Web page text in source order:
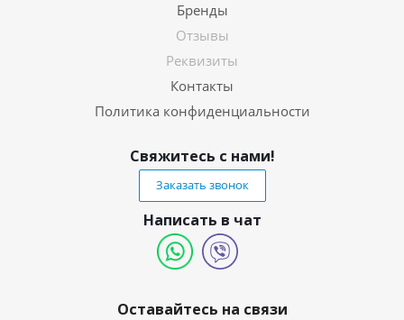
Бренды
Отзывы
Реквизиты
Контакты
Политика конфиденциальности
Свяжитесь с нами!
Заказать звонок
Написать в чат
Оставайтесь на связи